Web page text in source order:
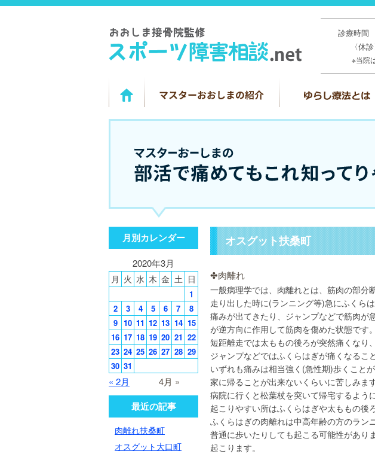
診療時間
〈休
※当院
オスグット扶桑町
✤肉離れ
一般病理学では、肉離れとは、筋肉の部分
走り出した時に(ランニング等)急にふくら
痛みが出てきたり、ジャンプなどで筋肉が
が逆方向に作用して筋肉を傷めた状態です。
短距離走では太ももの後ろが突然痛くなり
ジャンプなどではふくらはぎが痛くなるこ
いずれも痛みは相当強く(急性期)歩くこと
家に帰ることが出来ないくらいに苦しみます
病院に行くと松葉杖を突いて帰宅するよう
起こりやすい所はふくらはぎや太ももの後
ふくらはぎの肉離れは中高年齢の方のラン
普通に歩いたりしても起こる可能性があり
起こります。
月別カレンダー
2020年3月
月 火 水 木 金 土 日
« 2月 4月 »
1
2
3 4 5 6 7
8
9 10 11 12 13 14 15
16 17 18 19 20 21 22
23 24 25 26 27 28 29
30 31
最近の記事
肉離れ扶桑町
オスグット大口町